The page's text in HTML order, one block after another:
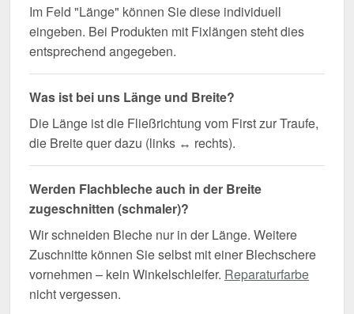
Im Feld "Länge" können Sie diese individuell
eingeben. Bei Produkten mit Fixlängen steht dies
entsprechend angegeben.
Was ist bei uns Länge und Breite?
Die Länge ist die Fließrichtung vom First zur Traufe,
die Breite quer dazu (links ↔ rechts).
Werden Flachbleche auch in der Breite
zugeschnitten (schmaler)?
Wir schneiden Bleche nur in der Länge. Weitere
Zuschnitte können Sie selbst mit einer Blechschere
vornehmen – kein Winkelschleifer. Reparaturfarbe
nicht vergessen.